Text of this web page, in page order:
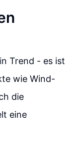
Trend - es ist
wie Wind-
die
eine